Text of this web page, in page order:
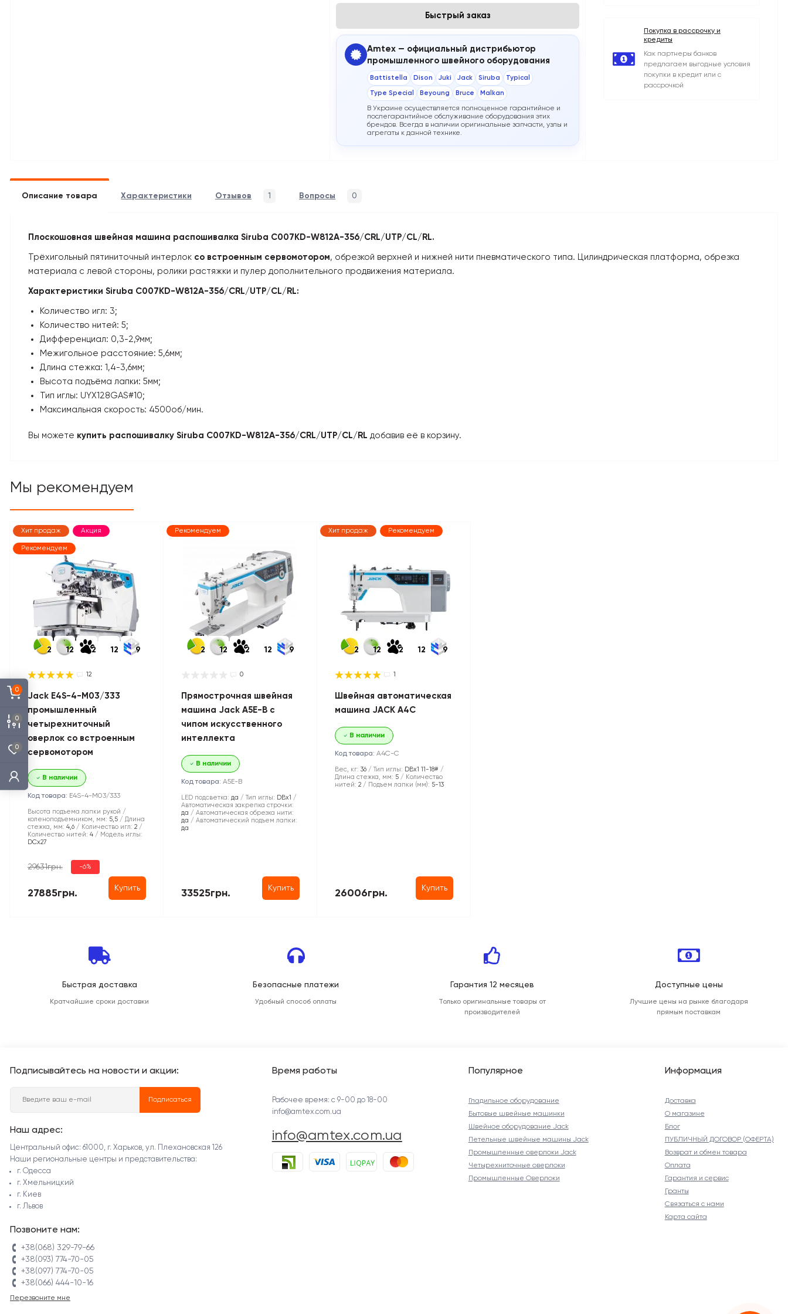
0
0
0
Быстрый заказ
Amtex — официальный дистрибьютор
промышленного швейного оборудования
Battistella Dison Juki Jack Siruba Typical
Type Special Beyoung Bruce Malkan
В Украине осуществляется полноценное гарантийное и
послегарантийное обслуживание оборудования этих
брендов. Всегда в наличии оригинальные запчасти, узлы и
агрегаты к данной технике.
Покупка в рассрочку и
кредиты
Как партнеры банков
предлагаем выгодные условия
покупки в кредит или с
рассрочкой
Описание товара Характеристики Отзывов 1 Вопросы 0
Плоскошовная швейная машина распошивалка Siruba C007KD-W812A-356/CRL/UTP/CL/RL.
Трёхигольный пятиниточный интерлок со встроенным сервомотором, обрезкой верхней и нижней нити пневматического типа. Цилиндрическая платформа, обрезка
материала с левой стороны, ролики растяжки и пулер дополнительного продвижения материала.
Характеристики Siruba C007KD-W812A-356/CRL/UTP/CL/RL:
Количество игл: 3;
Количество нитей: 5;
Дифференциал: 0,3-2,9мм;
Межигольное расстояние: 5,6мм;
Длина стежка: 1,4-3,6мм;
Высота подъёма лапки: 5мм;
Тип иглы: UYX128GAS#10;
Максимальная скорость: 4500об/мин.
Вы можете купить распошивалку Siruba C007KD-W812A-356/CRL/UTP/CL/RL добавив её в корзину.
Мы рекомендуем
Хит продаж Акция
Рекомендуем
2 12 2 12 9
12
Jack E4S-4-M03/333
промышленный
четырехниточный
оверлок со встроенным
сервомотором
В наличии
Код товара: E4S-4-M03/333
Высота подъема лапки рукой /
коленоподъемником, мм: 5,5
Длина
стежка, мм: 4,6 Количество игл: 2
Количество нитей: 4
Модель иглы:
DCx27
29631грн. -6%
27885грн. Купить
Рекомендуем
2 12 2 12 9
0
Прямострочная швейная
машина Jack A5E-B с
чипом искусственного
интеллекта
В наличии
Код товара: A5E-B
LED подсветка: да Тип иглы: DBx1
Автоматическая закрепка строчки:
да
Автоматическая обрезка нити:
да
Автоматический подъем лапки:
да
33525грн. Купить
Хит продаж Рекомендуем
2 12 2 12 9
1
Швейная автоматическая
машина JACK A4C
В наличии
Код товара: A4C-С
Вес, кг: 36 Тип иглы: DBx1 11-18#
Длина стежка, мм: 5
Количество
нитей: 2 Подъем лапки (мм): 5-13
26006грн. Купить
Быстрая доставка
Кратчайшие сроки доставки
Безопасные платежи
Удобный способ оплаты
Гарантия 12 месяцев
Только оригинальные товары от
производителей
Доступные цены
Лучшие цены на рынке благодаря
прямым поставкам
Подписывайтесь на новости и акции:
Подписаться
Наш адрес:
Центральный офис: 61000, г. Харьков, ул. Плехановская 126
Наши региональные центры и представительства:
г. Одесса
г. Хмельницкий
г. Киев
г. Львов
Позвоните нам:
+38(068) 329-79-66
+38(093) 774-70-05
+38(097) 774-70-05
+38(066) 444-10-16
Перезвоните мне
Время работы
Рабочее время: с 9-00 до 18-00
info@amtex.com.ua
info@amtex.com.ua
Популярное
Гладильное оборудование
Бытовые швейные машинки
Швейное оборудование Jack
Петельные швейные машины Jack
Промышленные оверлоки Jack
Четырехниточные оверлоки
Промышленные Оверлоки
Информация
Доставка
О магазине
Блог
ПУБЛИЧНЫЙ ДОГОВОР (ОФЕРТА)
Возврат и обмен товара
Оплата
Гарантия и сервис
Гранты
Связаться с нами
Карта сайта